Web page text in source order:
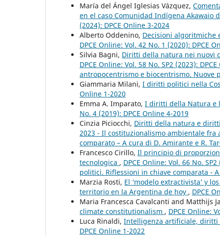
María del Ángel Iglesias Vázquez,
en el caso Comunidad Indígena Akawaio
(2024): DPCE Online 3-2024
Alberto Oddenino, Decisioni algoritmiche
DPCE Online: Vol. 42 No. 1 (2020): DPCE
Silvia Bagni, Diritti della natura nei nuovi
DPCE Online: Vol. 58 No. SP2 (2023):
antropocentrismo e biocentrismo. Nuove
Giammaria Milani, I diritti politici nella
Online 1-2020
Emma A. Imparato, I diritti della Natura e
No. 4 (2019): DPCE Online 4-2019
Cinzia Piciocchi, Diritti della natura e
2023 - Il costituzionalismo ambientale
comparato – A cura di D. Amirante e R.
Francesco Cirillo, Il principio di
tecnologica , DPCE Online: Vol. 66 No.
politici. Riflessioni in chiave comparata -
Marzia Rosti, El ‘modelo extractivista’ y
territorio en la Argentina de hoy , DPCE
Maria Francesca Cavalcanti and Matthijs
climate constitutionalism , DPCE Online:
Luca Rinaldi, Intelligenza artificiale, diritti
DPCE Online 1-2022